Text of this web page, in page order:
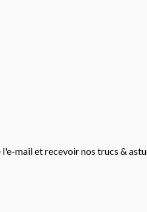
mail et recevoir nos trucs &